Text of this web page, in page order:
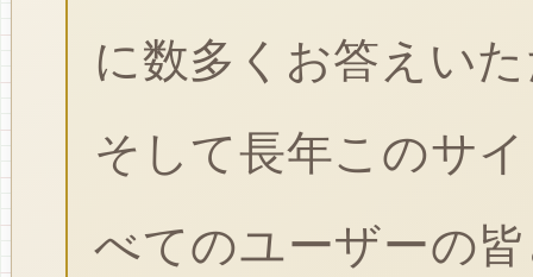
に数多くお答えい
そして長年このサ
べてのユーザーの